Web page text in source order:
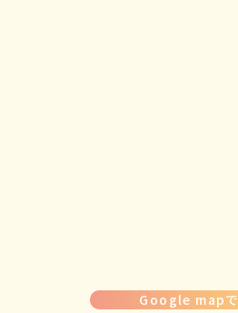
Google map